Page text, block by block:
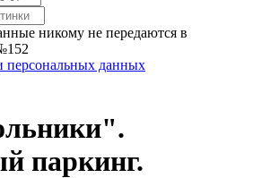
никому не передаются в
персональных данных
паркинг.